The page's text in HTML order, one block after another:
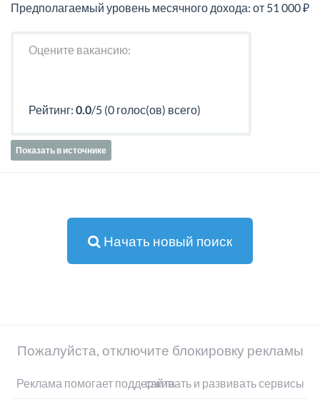
Предполагаемый уровень месячного дохода: от 51 000 ₽
Оцените вакансию:
Рейтинг: 0.0/5 (0 голос(ов) всего)
Показать в источнике
Начать новый поиск
Пожалуйста, отключите блокировку рекламы
Реклама помогает поддерживать и развивать сервисы сайта